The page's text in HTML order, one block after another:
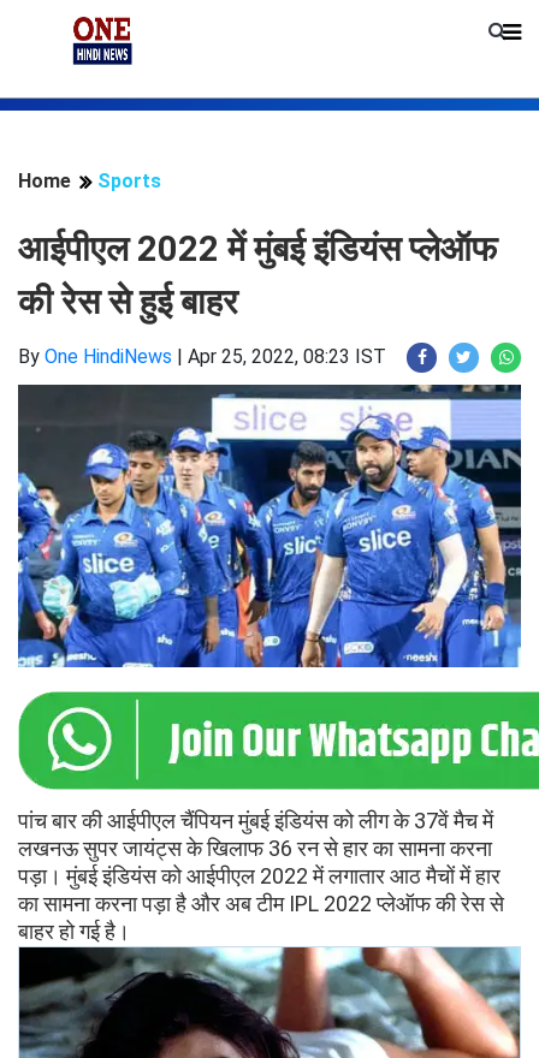
Home Sports
आईपीएल 2022 में मुंबई इंडियंस प्लेऑफ
की रेस से हुई बाहर
By One HindiNews | Apr 25, 2022, 08:23 IST
पांच बार की आईपीएल चैंपियन मुंबई इंडियंस को लीग के 37वें मैच में
लखनऊ सुपर जायंट्स के खिलाफ 36 रन से हार का सामना करना
पड़ा। मुंबई इंडियंस को आईपीएल 2022 में लगातार आठ मैचों में हार
का सामना करना पड़ा है और अब टीम IPL 2022 प्लेऑफ की रेस से
बाहर हो गई है।